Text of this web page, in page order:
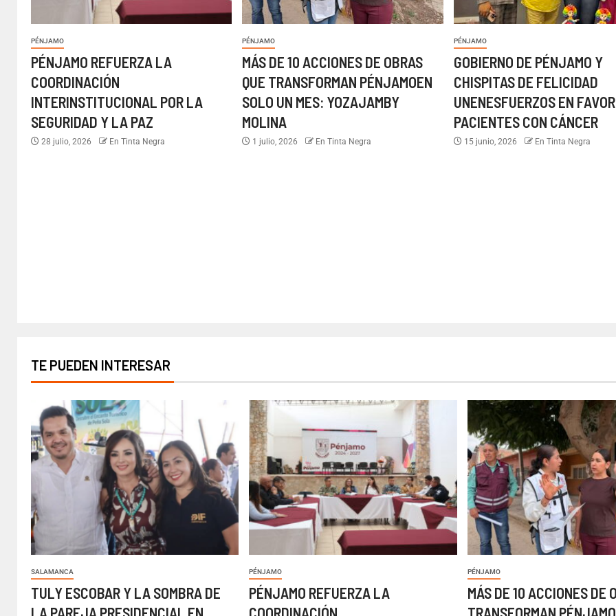
PÉNJAMO
PÉNJAMO REFUERZA LA
COORDINACIÓN
INTERINSTITUCIONAL POR LA
SEGURIDAD Y LA PAZ
28 julio, 2026 En Tinta Negra
PÉNJAMO
MÁS DE 10 ACCIONES DE OBRAS
QUE TRANSFORMAN PÉNJAMOEN
SOLO UN MES: YOZAJAMBY
MOLINA
1 julio, 2026 En Tinta Negra
PÉNJAMO
GOBIERNO DE PÉNJAMO Y
CHISPITAS DE FELICIDAD
UNENESFUERZOS EN
PACIENTES CON CÁNCER
15 junio, 2026 En Tinta Negra
TE PUEDEN INTERESAR
SALAMANCA
TULY ESCOBAR Y LA SOMBRA DE
PÉNJAMO
PÉNJAMO REFUERZA LA
PÉNJAMO
MÁS DE 10 ACCIONES DE